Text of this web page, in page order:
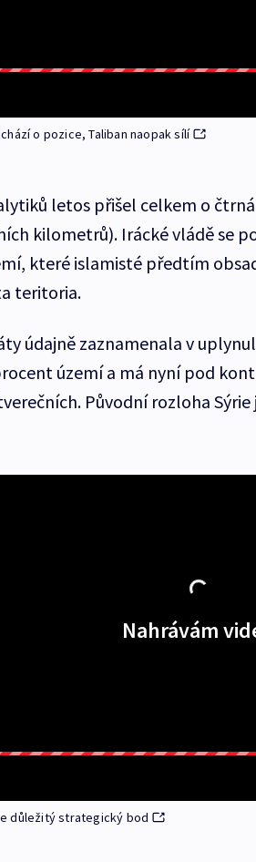
o pozice, Taliban naopak sílí
letos přišel celkem o
kilometrů). Irácké vládě se
které islamisté předtím
teritoria.
údajně zaznamenala v
území a má nyní pod
Původní rozloha
Nahrávám
důležitý strategický bod